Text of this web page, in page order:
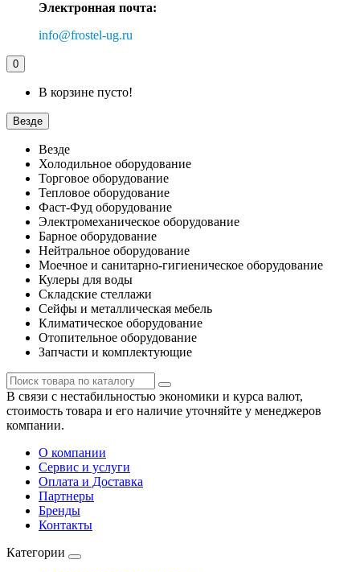
Электронная почта:
info@frostel-ug.ru
0
В корзине пусто!
Везде
Везде
Холодильное оборудование
Торговое оборудование
Тепловое оборудование
Фаст-Фуд оборудование
Электромеханическое оборудование
Барное оборудование
Нейтральное оборудование
Моечное и санитарно-гигиеническое оборудование
Кулеры для воды
Складские стеллажи
Сейфы и металлическая мебель
Климатическое оборудование
Отопительное оборудование
Запчасти и комплектующие
В связи с нестабильностью экономики и курса валют,
стоимость товара и его наличие уточняйте у менеджеров
компании.
О компании
Сервис и услуги
Оплата и Доставка
Партнеры
Бренды
Контакты
Категории